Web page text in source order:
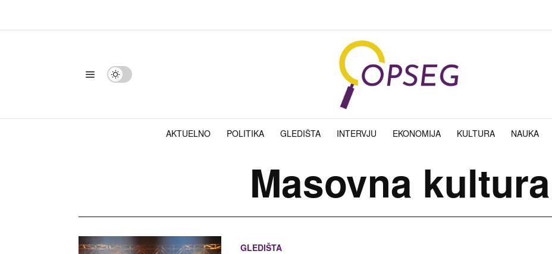
AKTUELNO POLITIKA GLEDIŠTA INTERVJU EKONOMIJA KULTURA NAUKA
Masovna kultura
GLEDIŠTA